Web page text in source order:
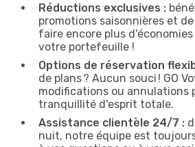
Réductions exclusives :
promotions saisonnières et
faire encore plus
votre portefeuille !
Options de réservation
de plans ? Aucun souci ! GO
modifications ou annulations
tranquillité d'esprit totale.
Assistance clientèle 24/7 :
nuit, notre équipe est